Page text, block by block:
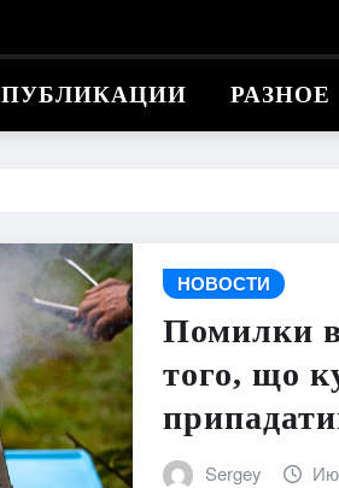
ПУБЛИКАЦИИ РАЗНОЕ
НОВОСТИ
Помилки
того, що
Sergey